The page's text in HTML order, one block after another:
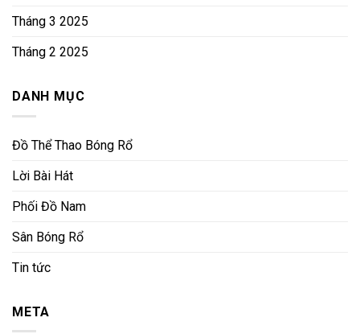
Tháng 3 2025
Tháng 2 2025
DANH MỤC
Đồ Thể Thao Bóng Rổ
Lời Bài Hát
Phối Đồ Nam
Sân Bóng Rổ
Tin tức
META